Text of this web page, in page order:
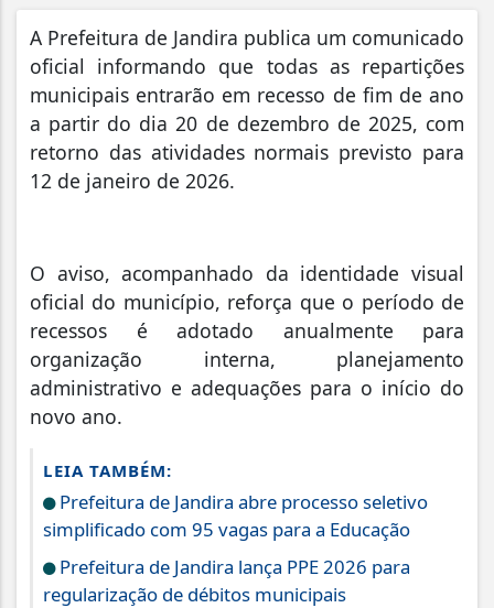
A Prefeitura de Jandira publica um comunicado
oficial informando que todas as repartições
municipais entrarão em recesso de fim de ano
a partir do dia 20 de dezembro de 2025, com
retorno das atividades normais previsto para
12 de janeiro de 2026.
O aviso, acompanhado da identidade visual
oficial do município, reforça que o período de
recessos é adotado anualmente para
organização interna, planejamento
administrativo e adequações para o início do
novo ano.
LEIA TAMBÉM:
Prefeitura de Jandira abre processo seletivo
simplificado com 95 vagas para a Educação
Prefeitura de Jandira lança PPE 2026 para
regularização de débitos municipais